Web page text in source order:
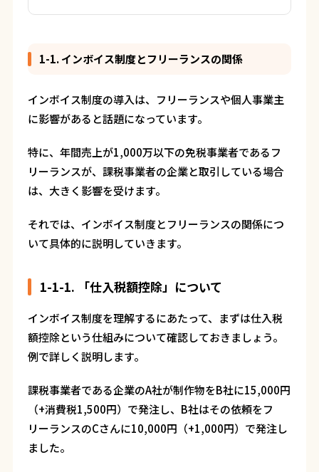
1-1. インボイス制度とフリーランスの関係
インボイス制度の導入は、フリーランスや個人事業主
に影響があると話題になっています。
特に、年間売上が1,000万以下の免税事業者であるフ
リーランスが、課税事業者の企業と取引している場合
は、大きく影響を受けます。
それでは、インボイス制度とフリーランスの関係につ
いて具体的に説明していきます。
1-1-1. 「仕入税額控除」について
インボイス制度を理解するにあたって、まずは仕入税
額控除という仕組みについて確認しておきましょう。
例で詳しく説明します。
課税事業者である企業のA社が制作物をB社に15,000円
（+消費税1,500円）で発注し、B社はその依頼をフ
リーランスのCさんに10,000円（+1,000円）で発注し
ました。